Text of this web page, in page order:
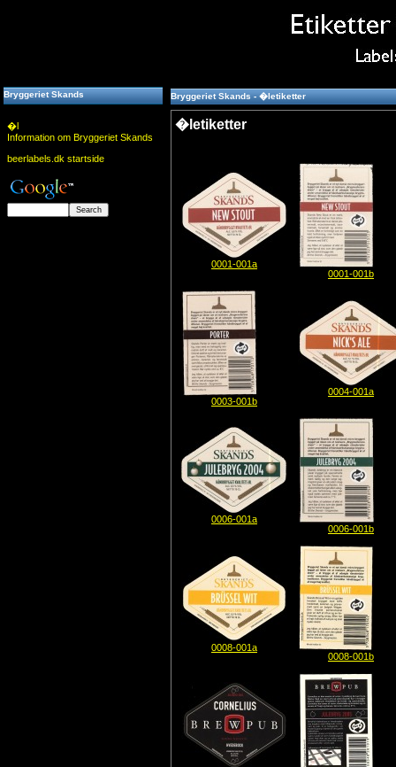
Bryggeriet Skands
�l
Information om Bryggeriet Skands
beerlabels.dk startside
Bryggeriet Skands - �letiketter
�letiketter
0001-001a
0001-001b
0003-001b
0004-001a
0006-001a
0006-001b
0008-001a
0008-001b